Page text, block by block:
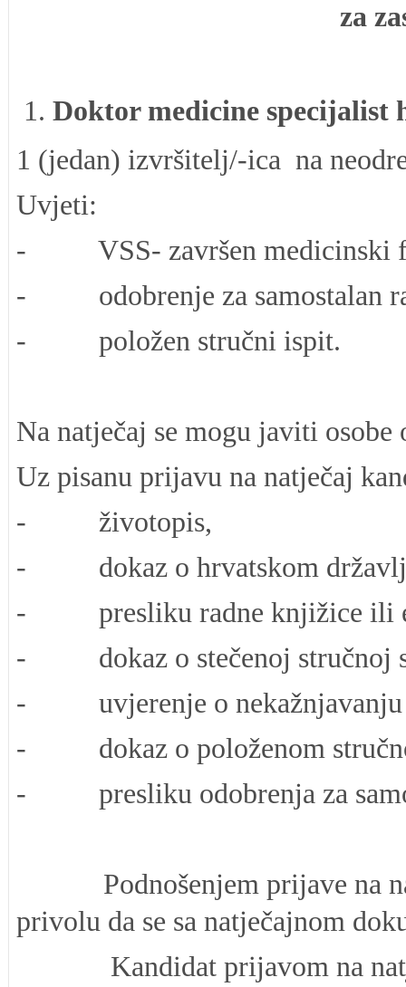
za
Doktor medicine
1 (jedan) izvršitelj/-ica na
Uvjeti:
- VSS- završen medicinski
- odobrenje za samostalan
- položen stručni ispit.
Na natječaj se mogu javiti osobe
Uz pisanu prijavu na natječaj
- životopis,
- dokaz o hrvatskom
- presliku radne knjižice ili
- dokaz o stečenoj stručnoj
- uvjerenje o nekažnjavanju
- dokaz o položenom
- presliku odobrenja za
Podnošenjem prijave na
privolu da se sa natječajnom
Kandidat prijavom na